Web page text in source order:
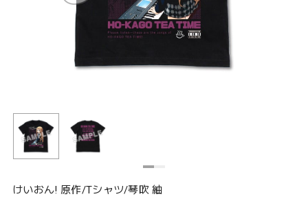
けいおん! 原作/Tシャツ/琴吹 紬